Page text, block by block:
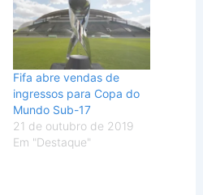
Fifa abre vendas de
ingressos para Copa do
Mundo Sub-17
21 de outubro de 2019
Em "Destaque"